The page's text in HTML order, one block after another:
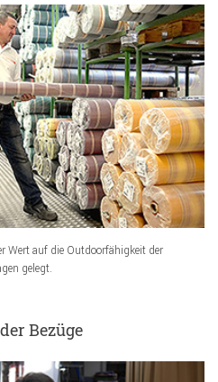
Wert auf die Outdoorfähigkeit der
gelegt.
Bezüge